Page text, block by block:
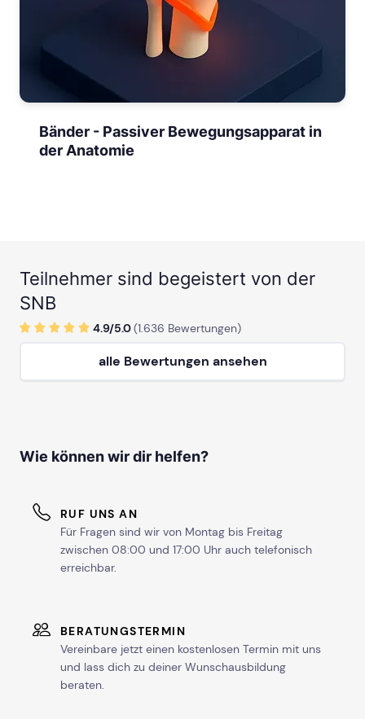
Bänder - Passiver Bewegungsapparat in
der Anatomie
Teilnehmer sind begeistert von der
SNB
4.9/5.0(1.636 Bewertungen)
alle Bewertungen ansehen
Wie können wir dir helfen?
RUF UNS AN
Für Fragen sind wir von Montag bis Freitag
zwischen 08:00 und 17:00 Uhr auch telefonisch
erreichbar.
BERATUNGSTERMIN
Vereinbare jetzt einen kostenlosen Termin mit uns
und lass dich zu deiner Wunschausbildung
beraten.